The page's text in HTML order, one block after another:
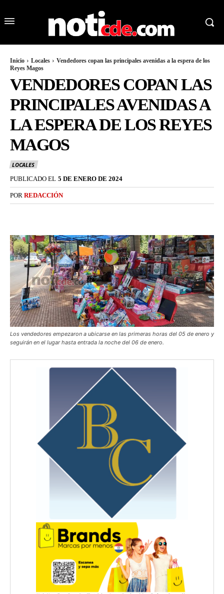
Inicio Locales
Vendedores copan las principales avenidas a la espera de los
Reyes Magos
VENDEDORES COPAN LAS
PRINCIPALES AVENIDAS A
LA ESPERA DE LOS REYES
MAGOS
LOCALES
PUBLICADO EL 5 DE ENERO DE 2024
POR REDACCIÓN
Los vendedores empezaron a ubicarse en las primeras horas del 05 de enero y
seguirán en el lugar hasta entrada la noche del 06 de enero.